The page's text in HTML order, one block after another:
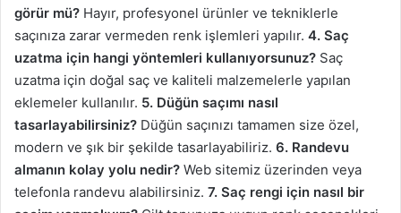
görür mü? Hayır, profesyonel ürünler ve tekniklerle
saçınıza zarar vermeden renk işlemleri yapılır. 4. Saç
uzatma için hangi yöntemleri kullanıyorsunuz? Saç
uzatma için doğal saç ve kaliteli malzemelerle yapılan
eklemeler kullanılır. 5. Düğün saçımı nasıl
tasarlayabilirsiniz? Düğün saçınızı tamamen size özel,
modern ve şık bir şekilde tasarlayabiliriz. 6. Randevu
almanın kolay yolu nedir? Web sitemiz üzerinden veya
telefonla randevu alabilirsiniz. 7. Saç rengi için nasıl bir